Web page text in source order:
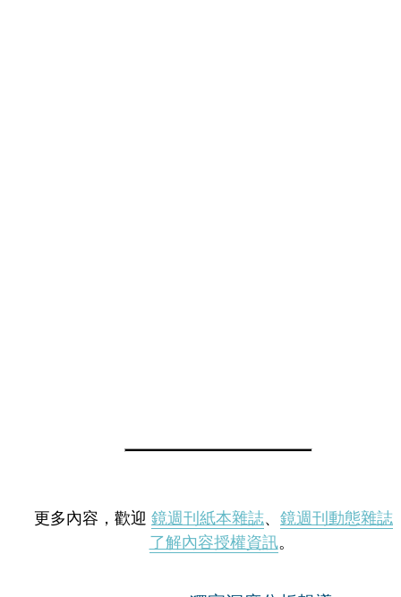
更多內容，歡迎 鏡週刊紙本雜誌、 鏡週刊動態雜誌
了解內容授權資訊。